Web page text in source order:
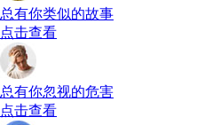
总有你类似的故事
点击查看
总有你忽视的危害
点击查看